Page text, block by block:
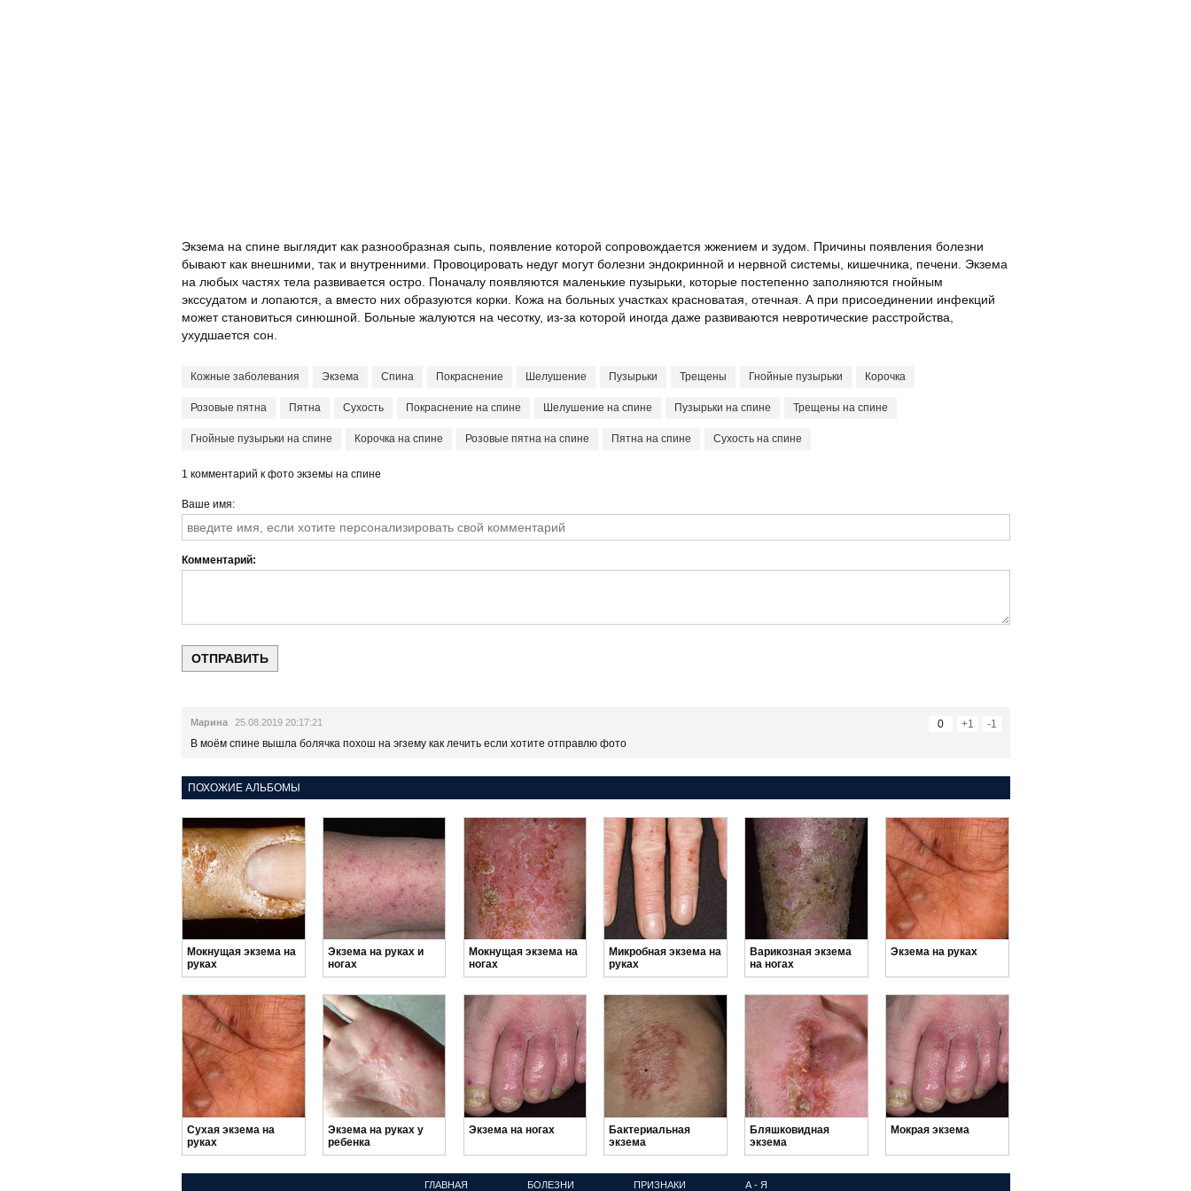
Экзема на спине выглядит как разнообразная сыпь, появление которой сопровождается жжением и зудом. Причины появления болезни
бывают как внешними, так и внутренними. Провоцировать недуг могут болезни эндокринной и нервной системы, кишечника, печени. Экзема
на любых частях тела развивается остро. Поначалу появляются маленькие пузырьки, которые постепенно заполняются гнойным
экссудатом и лопаются, а вместо них образуются корки. Кожа на больных участках красноватая, отечная. А при присоединении инфекций
может становиться синюшной. Больные жалуются на чесотку, из-за которой иногда даже развиваются невротические расстройства,
ухудшается сон.
Кожные заболевания Экзема Спина Покраснение Шелушение Пузырьки Трещены Гнойные пузырьки Корочка
Розовые пятна Пятна Сухость Покраснение на спине Шелушение на спине Пузырьки на спине Трещены на спине
Гнойные пузырьки на спине Корочка на спине Розовые пятна на спине Пятна на спине Сухость на спине
1 комментарий к фото экземы на спине
Ваше имя
Комментарий
0 +1 -1
Марина 25.08.2019 20:17:21
В моём спине вышла болячка похош на эгзему как лечить если хотите отправлю фото
ПОХОЖИЕ АЛЬБОМЫ
Мокнущая экзема на
руках
Экзема на руках и
ногах
Мокнущая экзема на
ногах
Микробная экзема на
руках
Варикозная экзема
на ногах
Экзема на руках
Сухая экзема на
руках
Экзема на руках у
ребенка
Экзема на ногах
Бактериальная
экзема
Бляшковидная
экзема
Мокрая экзема
ГЛАВНАЯ БОЛЕЗНИ ПРИЗНАКИ А - Я